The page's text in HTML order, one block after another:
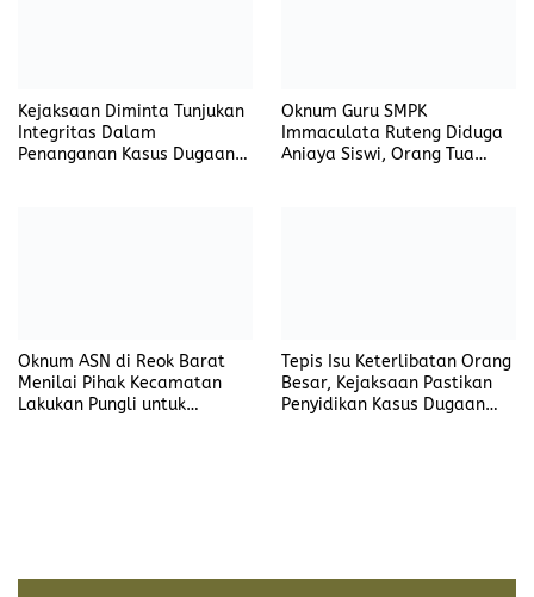
Kejaksaan Diminta Tunjukan
Integritas Dalam
Penanganan Kasus Dugaan
Oknum Guru SMPK
Immaculata Ruteng Diduga
Aniaya Siswi, Orang Tua
Oknum ASN di Reok Barat
Menilai Pihak Kecamatan
Lakukan Pungli untuk
Tepis Isu Keterlibatan Orang
Besar, Kejaksaan Pastikan
Penyidikan Kasus Dugaan